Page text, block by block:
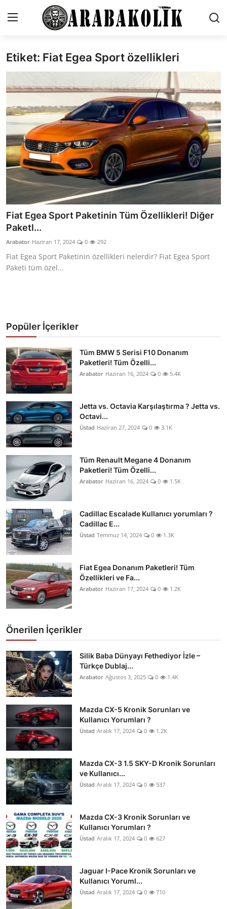
İletişim
Genel
Karşılaştırmalar
Testler
Markalar
Öneriler
Motosiklet
Paketler
Yağlar
Oto Bilgi
Etiket: Fiat Egea Sport özellikleri
Fiat Egea Sport Paketinin Tüm Özellikleri! Diğer
Paketl...
Arabator Haziran 17, 2024 0 292
Fiat Egea Sport Paketinin özellikleri nelerdir? Fiat Egea Sport
Paketi tüm özel...
Popüler İçerikler
Tüm BMW 5 Serisi F10 Donanım
Paketleri! Tüm Özelli...
Arabator Haziran 16, 2024 0 5.4K
Jetta vs. Octavia Karşılaştırma ? Jetta vs.
Octavi...
Üstad Haziran 27, 2024 0 3.1K
Tüm Renault Megane 4 Donanım
Paketleri! Tüm Özelli...
Arabator Haziran 16, 2024 0 1.5K
Cadillac Escalade Kullanıcı yorumları ?
Cadillac E...
Üstad Temmuz 14, 2024 0 1.3K
Fiat Egea Donanım Paketleri! Tüm
Özellikleri ve Fa...
Arabator Haziran 17, 2024 0 1.2K
Önerilen İçerikler
Silik Baba Dünyayı Fethediyor İzle –
Türkçe Dublaj...
Arabator Ağustos 3, 2025 0 1.4K
Mazda CX-5 Kronik Sorunları ve
Kullanıcı Yorumları ?
Üstad Aralık 17, 2024 0 1.2K
Mazda CX-3 1.5 SKY-D Kronik Sorunları
ve Kullanıcı...
Üstad Aralık 17, 2024 0 537
Mazda CX-3 Kronik Sorunları ve
Kullanıcı Yorumları ?
Üstad Aralık 17, 2024 0 627
Jaguar I-Pace Kronik Sorunları ve
Kullanıcı Yoruml...
Üstad Aralık 17, 2024 0 710